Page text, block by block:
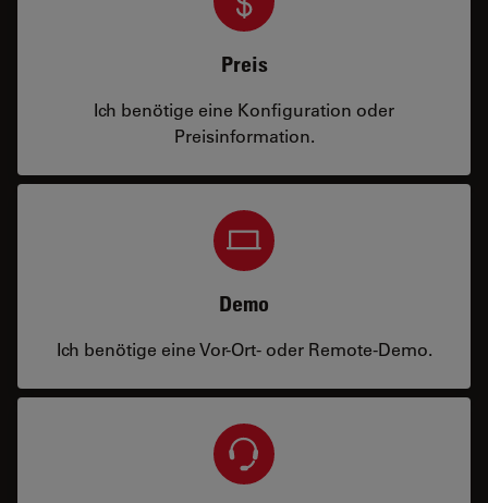
Preis
Ich benötige eine Konfiguration oder
Preisinformation.
Demo
Ich benötige eine Vor-Ort- oder Remote-Demo.